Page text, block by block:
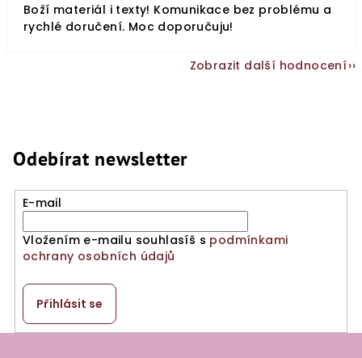
Boží materiál i texty! Komunikace bez problému a
rychlé doručení. Moc doporučuju!
Zobrazit další hodnocení
Odebírat newsletter
E-mail
Vložením e-mailu souhlasíš s podmínkami
ochrany osobních údajů
Přihlásit se